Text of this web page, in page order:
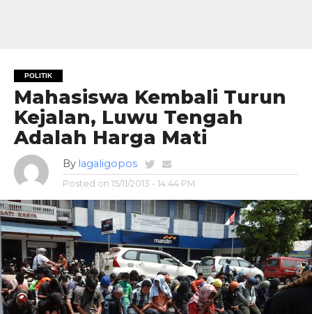
POLITIK
Mahasiswa Kembali Turun
Kejalan, Luwu Tengah
Adalah Harga Mati
By lagaligopos
Posted on 15/11/2013 - 14:44 PM